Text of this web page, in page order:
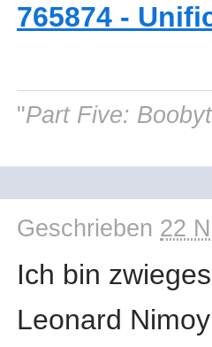
765874 -
"Part Five:
Geschrieben 22
Ich bin
Leonard